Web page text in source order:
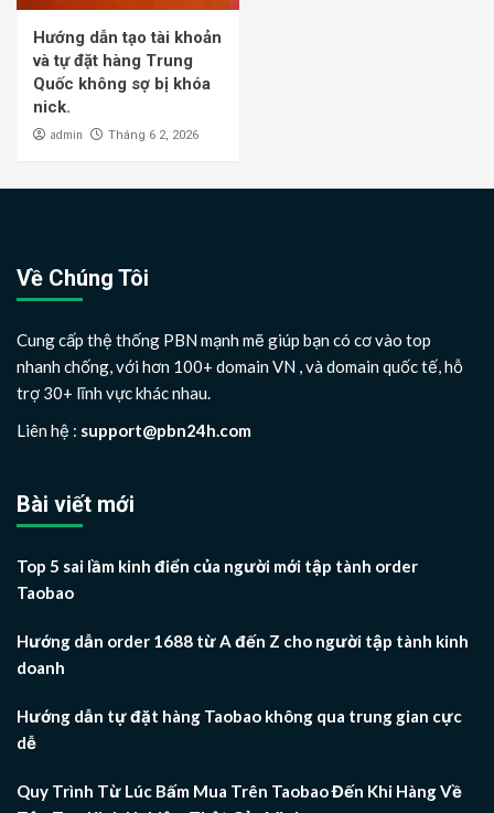
Hướng dẫn tạo tài khoản
và tự đặt hàng Trung
Quốc không sợ bị khóa
nick.
admin Tháng 6 2, 2026
Về Chúng Tôi
Cung cấp thệ thống PBN mạnh mẽ giúp bạn có cơ vào top
nhanh chống, với hơn 100+ domain VN , và domain quốc tế, hỗ
trợ 30+ lĩnh vực khác nhau.
Liên hệ : support@pbn24h.com
Bài viết mới
Top 5 sai lầm kinh điển của người mới tập tành order
Taobao
Hướng dẫn order 1688 từ A đến Z cho người tập tành kinh
doanh
Hướng dẫn tự đặt hàng Taobao không qua trung gian cực
dễ
Quy Trình Từ Lúc Bấm Mua Trên Taobao Đến Khi Hàng Về